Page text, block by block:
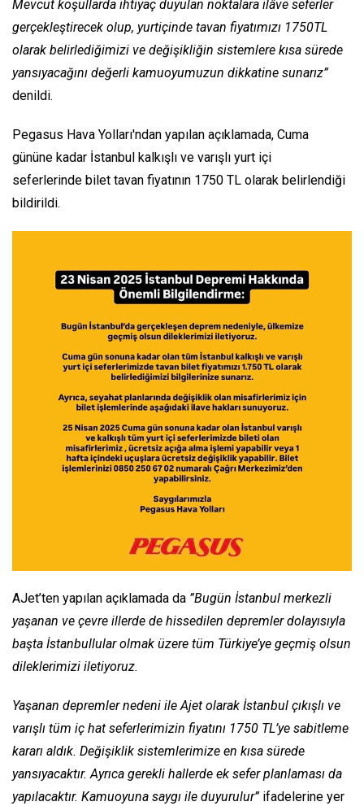
Mevcut koşullarda ihtiyaç duyulan noktalara ilâve seferler
gerçekleştirecek olup, yurtiçinde tavan fiyatımızı 1750TL
olarak belirlediğimizi ve değişikliğin sistemlere kısa sürede
yansıyacağını değerli kamuoyumuzun dikkatine sunarız”
denildi.
Pegasus Hava Yolları'ndan yapılan açıklamada, Cuma
gününe kadar İstanbul kalkışlı ve varışlı yurt içi
seferlerinde bilet tavan fiyatının 1750 TL olarak belirlendiği
bildirildi.
AJet’ten yapılan açıklamada da ”Bugün İstanbul merkezli
yaşanan ve çevre illerde de hissedilen depremler dolayısıyla
başta İstanbullular olmak üzere tüm Türkiye’ye geçmiş olsun
dileklerimizi iletiyoruz.
Yaşanan depremler nedeni ile Ajet olarak İstanbul çıkışlı ve
varışlı tüm iç hat seferlerimizin fiyatını 1750 TL’ye sabitleme
kararı aldık. Değişiklik sistemlerimize en kısa sürede
yansıyacaktır. Ayrıca gerekli hallerde ek sefer planlaması da
yapılacaktır. Kamuoyuna saygı ile duyurulur”ifadelerine yer